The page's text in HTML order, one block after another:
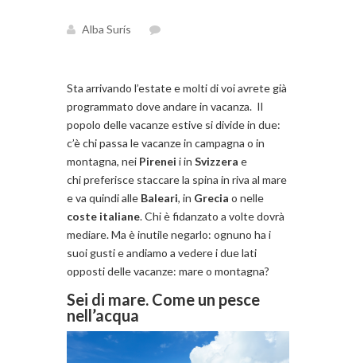
Alba Surís
Sta arrivando l’estate e molti di voi avrete già
programmato dove andare in vacanza. Il
popolo delle vacanze estive si divide in due:
c’è chi passa le vacanze in campagna o in
montagna, nei Pirenei i in Svizzera e
chi preferisce staccare la spina in riva al mare
e va quindi alle Baleari, in Grecia o nelle
coste italiane. Chi è fidanzato a volte dovrà
mediare. Ma è inutile negarlo: ognuno ha i
suoi gusti e andiamo a vedere i due lati
opposti delle vacanze: mare o montagna?
Sei di mare. Come un pesce
nell’acqua